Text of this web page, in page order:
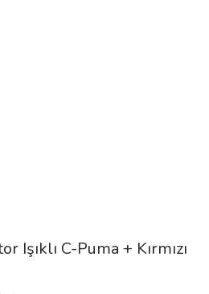
C-Puma + Kırmızı